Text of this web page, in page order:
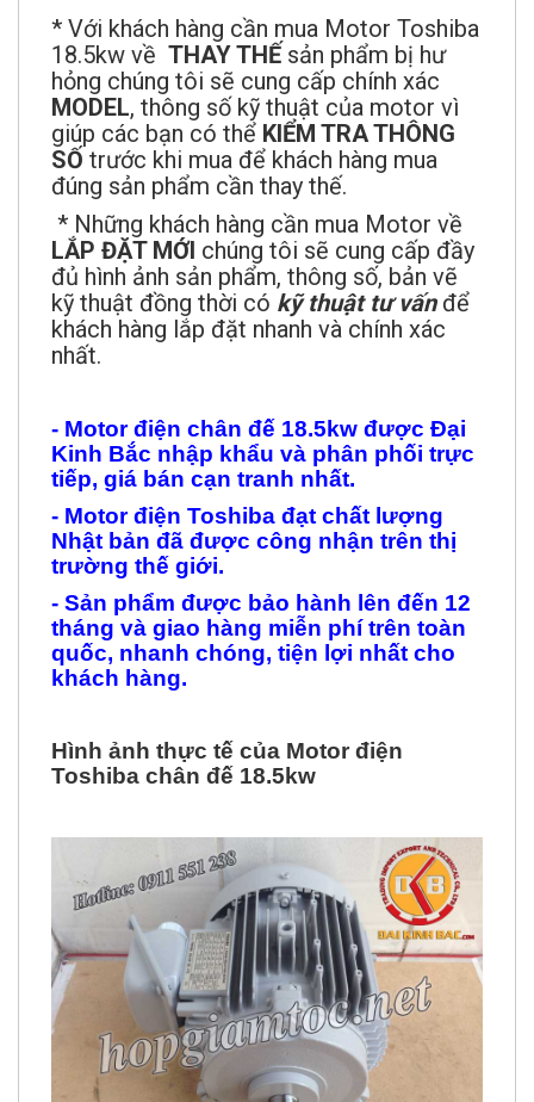
18.5kw về THAY THẾsản phẩm bị hư
hỏng chúng tôi sẽ cung cấp chính xác
MODEL, thông số kỹ thuật của motor vì
giúp các bạn có thể KIỂM TRA THÔNG
SỐtrước khi mua để khách hàng mua
đúng sản phẩm cần thay thế.
* Những khách hàng cần mua Motor về
LẮP ĐẶT MỚIchúng tôi sẽ cung cấp đầy
đủ hình ảnh sản phẩm, thông số, bản vẽ
kỹ thuật đồng thời có kỹ thuật tư vấnđể
khách hàng lắp đặt nhanh và chính xác
nhất.
Kinh Bắc nhập khẩu và phân phối trực
tiếp, giá bán cạn tranh nhất.
- Motor điện Toshibađạtchất lượng
Nhật bản đã được công nhận trên thị
trường thế giới.
- Sản phẩm được bảo hành lên đến 12
tháng và giao hàng miễn phí trên toàn
quốc, nhanh chóng, tiện lợi nhất cho
khách hàng.
Toshiba chân đế 18.5 kw